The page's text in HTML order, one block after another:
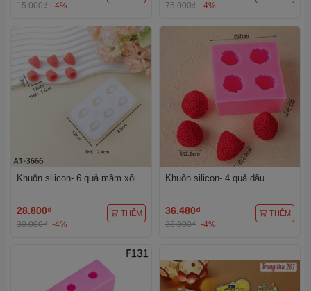
15.000₫ -4% 75.000₫ -4%
Khuôn silicon- 6 quả mâm xôi.
28.800₫
30.000₫ -4%
THÊM
Khuôn silicon- 4 quả dâu.
36.480₫
38.000₫ -4%
THÊM